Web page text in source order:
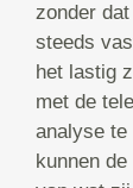
zonder
steeds
het lastig
met de
analyse te
kunnen